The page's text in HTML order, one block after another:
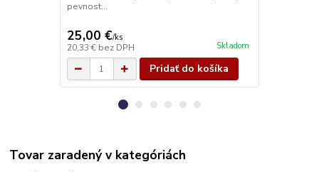
pevnost...
25,00 €/ks
20,33 € bez DPH Skladom
Pridať do košíka
Tovar zaradený v kategóriách